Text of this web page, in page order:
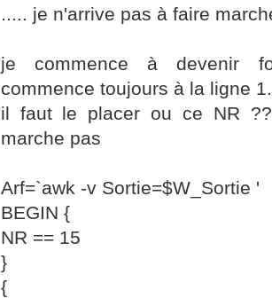
..... je n'arrive pas à faire
je commence à devenir
commence toujours à la ligne 1.
il faut le placer ou ce NR
marche pas
Arf=`awk -v Sortie=$W_Sortie '
BEGIN {
NR == 15
}
{